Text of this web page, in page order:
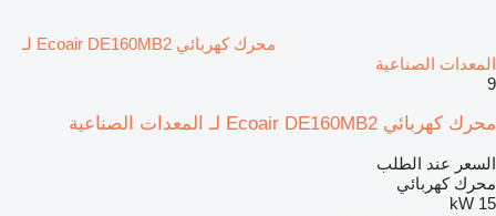
محرك كهربائي Ecoair DE160MB2 لـ
المعدات الصناعية
9
محرك كهربائي Ecoair DE160MB2 لـ المعدات الصناعية
السعر عند الطلب
محرك كهربائي
15 kW